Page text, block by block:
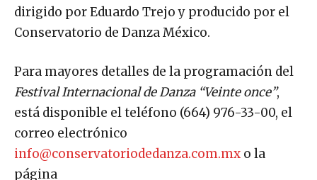
dirigido por Eduardo Trejo y producido por el
Conservatorio de Danza México.
Para mayores detalles de la programación del
Festival Internacional de Danza “Veinte once”,
está disponible el teléfono (664) 976-33-00, el
correo electrónico
info@conservatoriodedanza.com.mx o la
página